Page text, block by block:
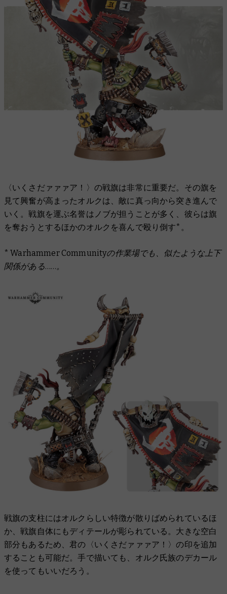
〈いくさだァァァア！〉の戦旗は非常に重要だ。その旗を
見て興奮が高まったオルクは、敵に真っ向から突き進んで
いく。戦旗を運ぶ名誉はノブが担うことが多く、彼らは旗
を奪おうとするほかのオルクを喜んで殴り倒す*。
* Warhammer Communityの作業場でも、似たような上下
関係がある……。
戦旗の支柱にはオルクらしい特徴が散りばめられているほ
か、戦旗自体にもディテールが彫られている。大きな空白
部分もあるため、君の〈いくさだァァァア！〉の印を追加
することも可能だ。手で描いても、オルク氏族のデカール
を使ってもいいだろう。